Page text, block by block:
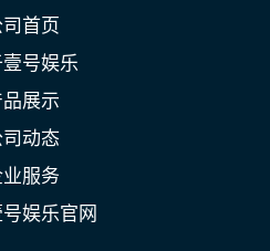
司首页
号娱乐
品展示
司动态
服务
娱乐官网